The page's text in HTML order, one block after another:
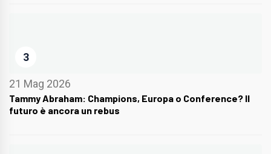
3
21 Mag 2026
Tammy Abraham: Champions, Europa o Conference? Il
futuro è ancora un rebus